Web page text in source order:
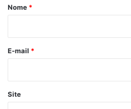
r
Nome *
E-mail *
Site